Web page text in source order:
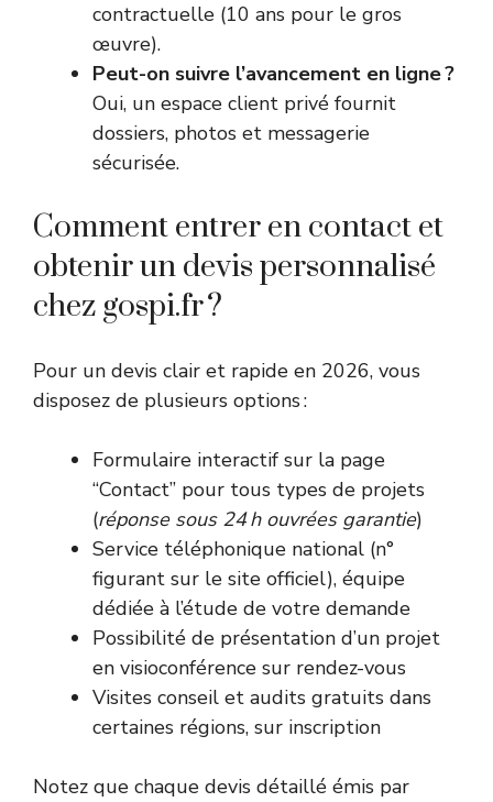
contractuelle (10 ans pour le gros
œuvre).
Peut-on suivre l’avancement en ligne ?
Oui, un espace client privé fournit
dossiers, photos et messagerie
sécurisée.
Comment entrer en contact et
obtenir un devis personnalisé
chez gospi.fr ?
Pour un devis clair et rapide en 2026, vous
disposez de plusieurs options :
Formulaire interactif sur la page
“Contact” pour tous types de projets
(réponse sous 24 h ouvrées garantie)
Service téléphonique national (n°
figurant sur le site officiel), équipe
dédiée à l’étude de votre demande
Possibilité de présentation d’un projet
en visioconférence sur rendez-vous
Visites conseil et audits gratuits dans
certaines régions, sur inscription
Notez que chaque devis détaillé émis par